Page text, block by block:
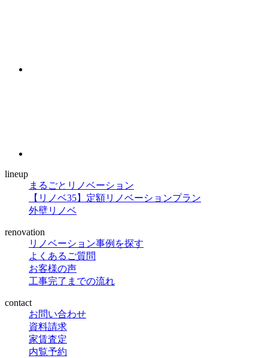
lineup
まるごとリノベーション
【リノベ35】定額リノベーションプラン
外壁リノベ
renovation
リノベーション事例を探す
よくあるご質問
お客様の声
工事完了までの流れ
contact
お問い合わせ
資料請求
家賃査定
内覧予約